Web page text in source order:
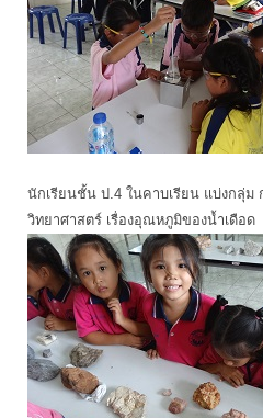
นักเรียนชั้น ป.4 ในคาบเรียน แบ่งกลุ่ม
วิทยาศาสตร์ เรื่องอุณหภูมิของน้ำเดือด